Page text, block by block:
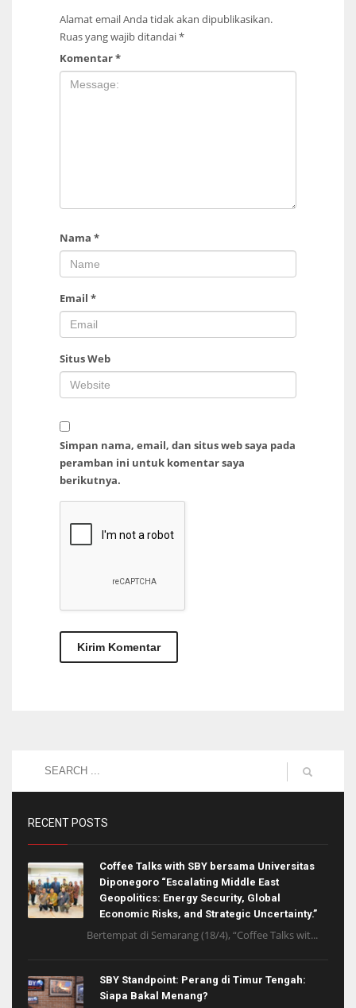
Alamat email Anda tidak akan dipublikasikan.
Ruas yang wajib ditandai*
Komentar*
Nama *
Email *
Situs Web
Simpan nama, email, dan situs web saya pada
peramban ini untuk komentar saya
berikutnya.
RECENT POSTS
Coffee Talks with SBY bersama Universitas
Diponegoro “Escalating Middle East
Geopolitics: Energy Security, Global
Economic Risks, and Strategic Uncertainty.”
Bertempat di Semarang (18/4), “Coffee Talks wit...
SBY Standpoint: Perang di Timur Tengah:
Siapa Bakal Menang?